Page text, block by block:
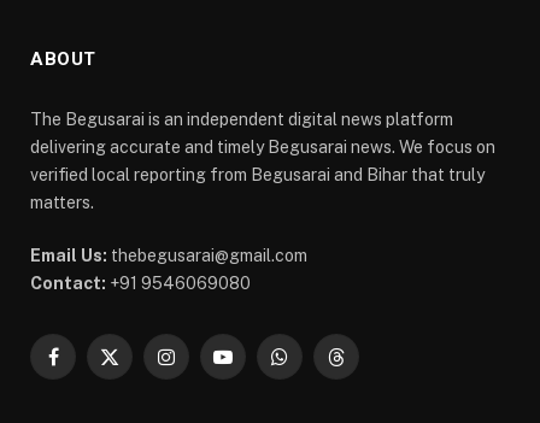
ABOUT
The Begusarai is an independent digital news platform
delivering accurate and timely Begusarai news. We focus on
verified local reporting from Begusarai and Bihar that truly
matters.
Email Us: thebegusarai@gmail.com
Contact: +91 9546069080
Facebook
X
InstagramYouTubeWhatsAppThreads